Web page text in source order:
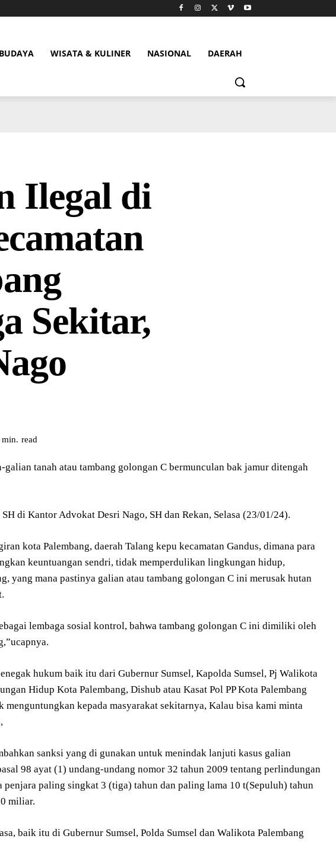
BUDAYA WISATA & KULINER NASIONAL DAERAH
Ilegal di
Sekitar,
min. read
tanah atau tambang golongan C bermunculan bak jamur ditengah
di Kantor Advokat Desri Nago, SH dan Rekan, Selasa (23/01/24).
kota Palembang, daerah Talang kepu kecamatan Gandus, dimana para
keuntuangan sendri, tidak memperdulikan lingkungan hidup,
yang mana pastinya galian atau tambang golongan C ini merusak hutan
lembaga sosial kontrol, bahwa tambang golongan C ini dimiliki oleh
hukum baik itu dari Gubernur Sumsel, Kapolda Sumsel, Pj Walikota
Hidup Kota Palembang, Dishub atau Kasat Pol PP Kota Palembang
menguntungkan kepada masyarakat sekitarnya, Kalau bisa kami minta
sanksi yang di gunakan untuk menindak lanjuti kasus galian
98 ayat (1) undang-undang nomor 32 tahun 2009 tentang perlindungan
paling singkat 3 (tiga) tahun dan paling lama 10 t(Sepuluh) tahun
miliar.
baik itu di Gubernur Sumsel, Polda Sumsel dan Walikota Palembang